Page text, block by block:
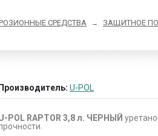
СРЕДСТВА → ЗАЩИТНОЕ
Производитель: U-POL
POL RAPTOR 3,8 л. ЧЕРНЫЙ